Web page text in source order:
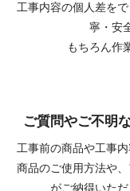
工事内容の個人差を
寧・安
もちろん作
ご質問やご不明
工事前の商品や工事
商品のご使用方法や
がご納得いた